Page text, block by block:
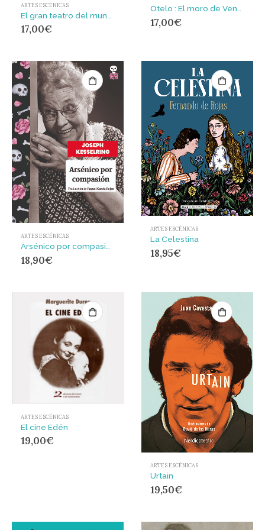
ARTES ESCÉNICAS
17,00€
17,00€
ARTES ESCÉNICAS
18,90€
ARTES ESCÉNICAS
La Celestina
18,95€
ARTES ESCÉNICAS
El cine Edén
19,00€
ARTES ESCÉNICAS
Urtain
19,50€